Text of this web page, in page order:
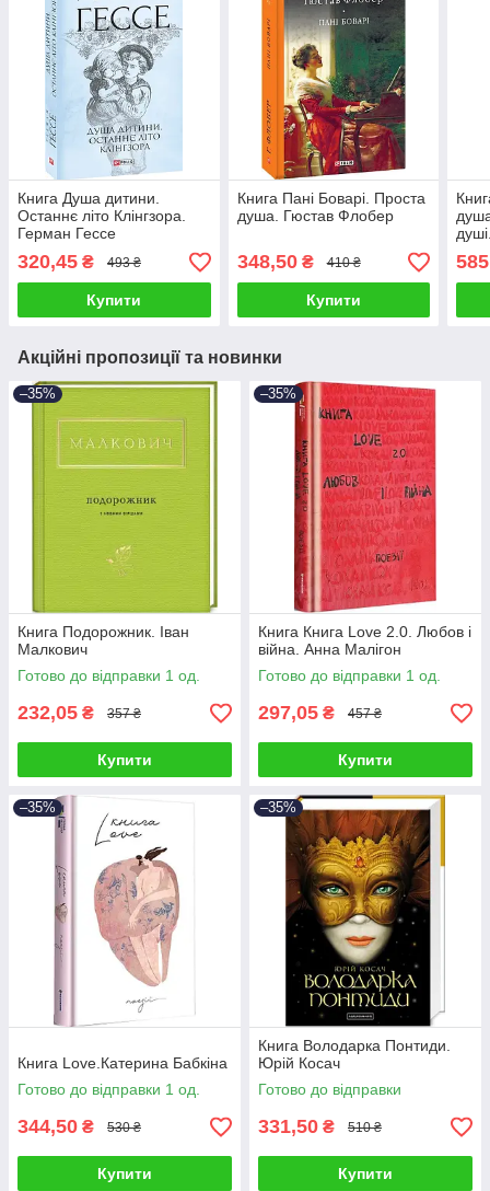
Книга Душа дитини.
Останнє літо Клінгзора.
Герман Гессе
320,45 ₴ 493 ₴
Купити
Книга Пані Боварі. Проста
душа. Гюстав Флобер
348,50₴ 410 ₴
Купити
585
Акційні пропозиції та новинки
–35%
Книга Подорожник. Іван
Малкович
Готово до відправки 1 од.
232,05 ₴ 357 ₴
Купити
–35%
Книга Книга Love 2.0. Любов і
війна. Анна Малігон
Готово до відправки 1 од.
297,05 ₴ 457 ₴
Купити
–35%
Книга Love.Катерина Бабкіна
Готово до відправки 1 од.
344,50 ₴ 530 ₴
Купити
–35%
Книга Володарка Понтиди.
Юрій Косач
Готово до відправки
331,50 ₴ 510 ₴
Купити